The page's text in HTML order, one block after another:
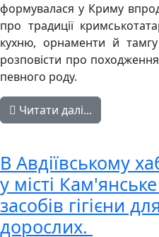
формувалася у Криму
про традиції
кухню, орнаменти й
розповісти про
певного роду.
Читати далі...
В Авдіївському
у місті
засобів гігієни
дорослих.